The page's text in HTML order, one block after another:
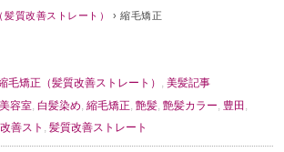
髪質改善ストレート） ›縮毛矯正
毛矯正（髪質改善ストレート） , 美髪記事
容室, 白髪染め, 縮毛矯正, 艶髪, 艶髪カラー, 豊田 ,
善スト , 髪質改善ストレート